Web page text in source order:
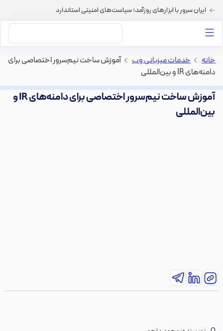
ایران سرور با ابزارهای روزآمد؛ سیاست‌های امنیتی استاندارد
خانه > خدمات میزبانی وب > آموزش ساخت نیم‌سرور اختصاصی برای
دامنه‌های IR و بین‌المللی
آموزش ساخت نیم‌سرور اختصاصی برای دامنه‌های IR و
بین‌المللی